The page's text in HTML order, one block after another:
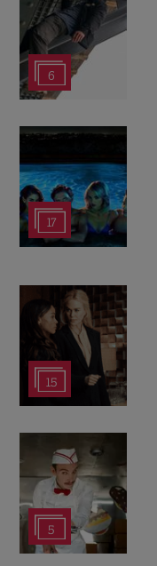
6
17
15
5